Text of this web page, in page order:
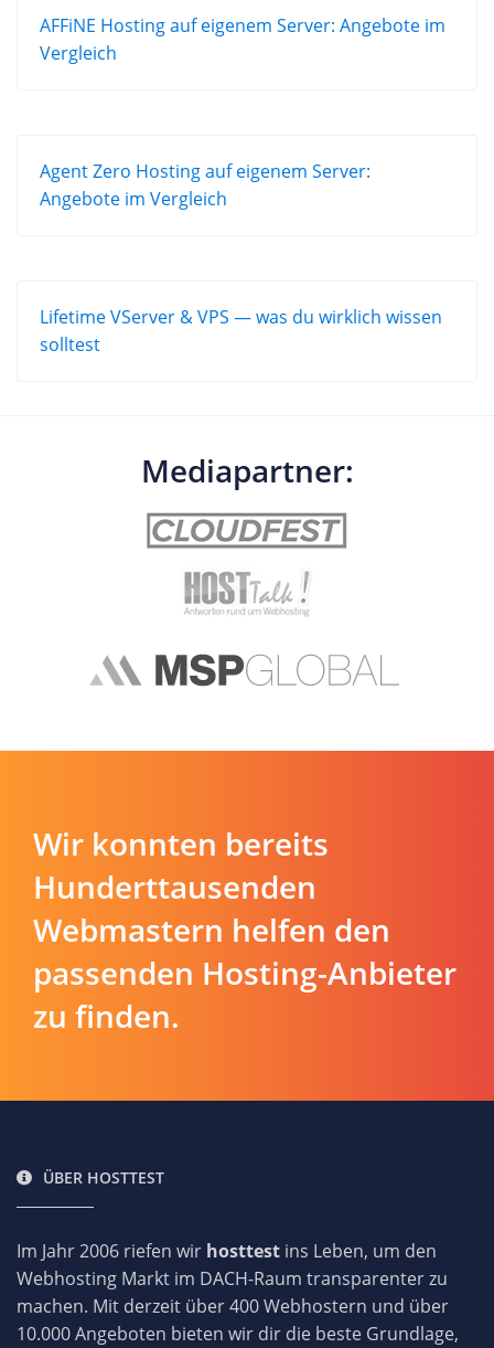
AFFiNE Hosting auf eigenem Server: Angebote im
Vergleich
Agent Zero Hosting auf eigenem Server:
Angebote im Vergleich
Lifetime VServer & VPS — was du wirklich wissen
solltest
Mediapartner:
Wir konnten bereits
Hunderttausenden
Webmastern helfen den
passenden Hosting-Anbieter
zu finden.
ÜBER HOSTTEST
Im Jahr 2006 riefen wir hosttest ins Leben, um den
Webhosting Markt im DACH-Raum transparenter zu
machen. Mit derzeit über 400 Webhostern und über
10.000 Angeboten bieten wir dir die beste Grundlage,